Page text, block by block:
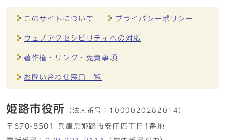
このサイトについて プライバシーポリシー
ウェブアクセシビリティへの対応
著作権・リンク・免責事項
お問い合わせ窓口一覧
姫路市役所 （法人番号： 1000020282014）
〒670-8501 兵庫県姫路市安田四丁目1番地